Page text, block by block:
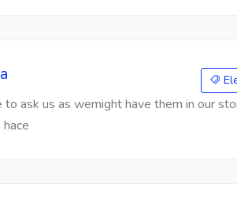
ask us as wemight have them in our